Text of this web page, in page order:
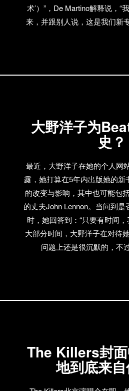
术’）”，De Martino解释说，“
来，并跟别人说，这是我们新
Started Nothing一
大野洋子为
史？
最近，大野洋子在她的个人网
露，她打算在5年内出版她的新
的改变与影响，其中也可能包
的丈夫John Lennon。当问到
时，她回答到：“只要有时间
大部分时间，大野洋子在对待
问题上还是很沉默的，不
The Killers封
地到底来自